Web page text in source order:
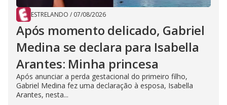
ESTRELANDO / 07/08/2026
Após momento delicado, Gabriel
Medina se declara para Isabella
Arantes: Minha princesa
Após anunciar a perda gestacional do primeiro filho,
Gabriel Medina fez uma declaração à esposa, Isabella
Arantes, nesta...